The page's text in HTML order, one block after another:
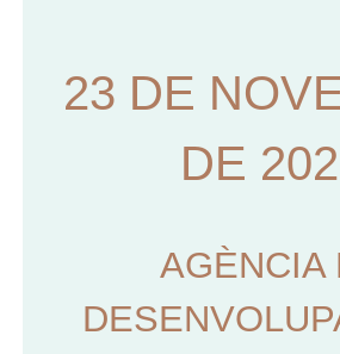
23 DE
DE
AGÈNCIA